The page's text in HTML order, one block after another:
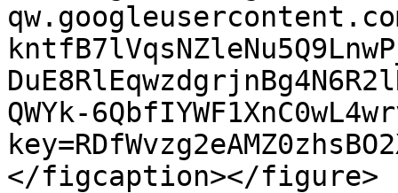
QWYk-
</figcaption></figure>